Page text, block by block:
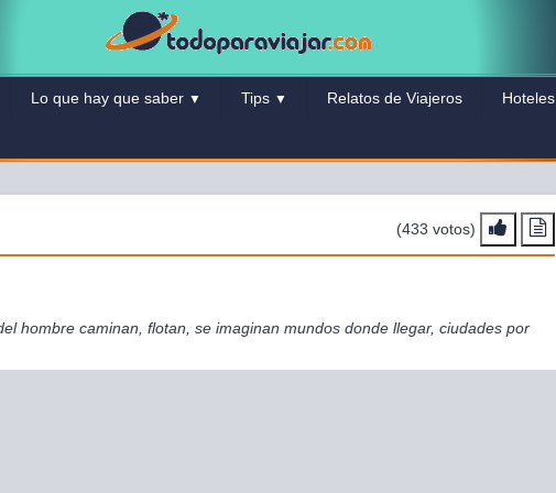
Lo que hay que saber ▼ Tips ▼ Relatos de Viajeros Hoteles
(433 votos)
hombre caminan, flotan, se imaginan mundos donde llegar, ciudades por